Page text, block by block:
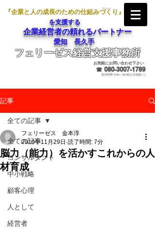
『企業と人の成長のための仕組みづくり』
を支援する
企業経営者の頼れるパートナー
愛知 長久手
フェリーゼス経営支援事務所
お気軽にお問い合わせ下さい
☎ 080-3007-1789
受付時間 9:00～18:00(土日祝除く)
記事
全ての記事
コンサルタント
中小戦略
顧客心理
人として
経営者
全ての記事
脳力（能力）を活かすこれからの人
材育成
フェリーゼス 金本淳
2019年11月29日 読了時間: 7分